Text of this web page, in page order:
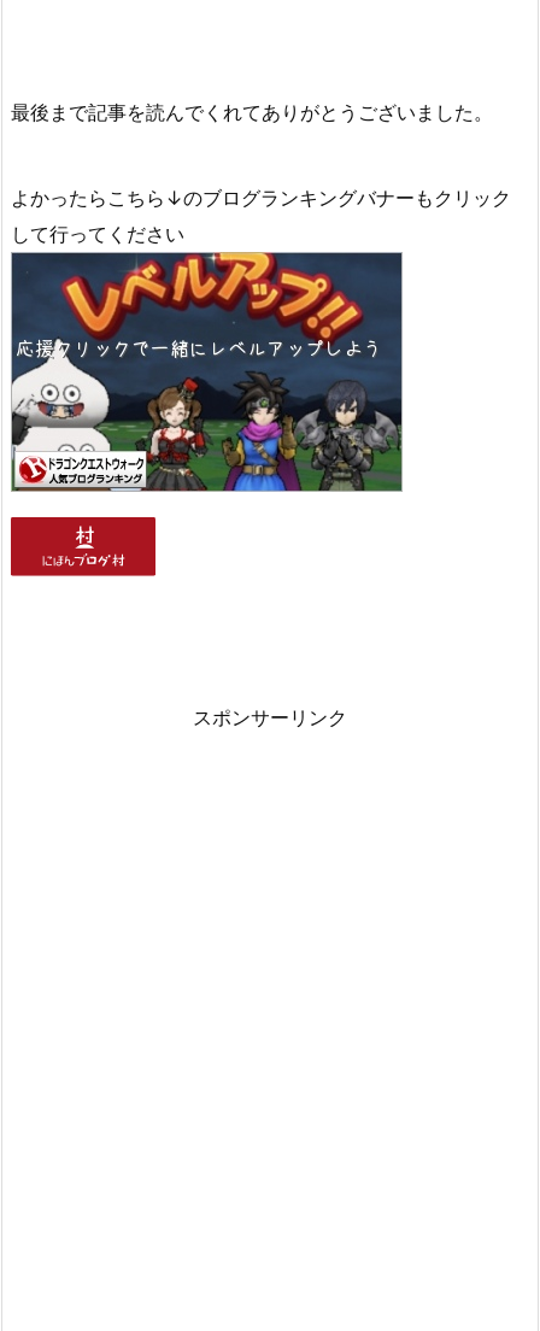
最後まで記事を読んでくれてありがとうございました。
よかったらこちら↓のブログランキングバナーもクリック
して行ってください
スポンサーリンク